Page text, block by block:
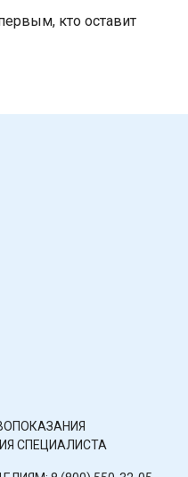
кто оставит
СПЕЦИАЛИСТА